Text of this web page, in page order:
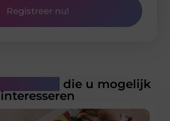
Registreer nu!
die u mogelijk
interesseren